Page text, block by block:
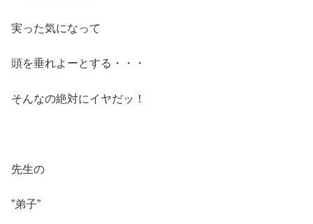
実った気になって
頭を垂れよーとする・・・
そんなの絶対にイヤだッ！
先生の
”弟子”